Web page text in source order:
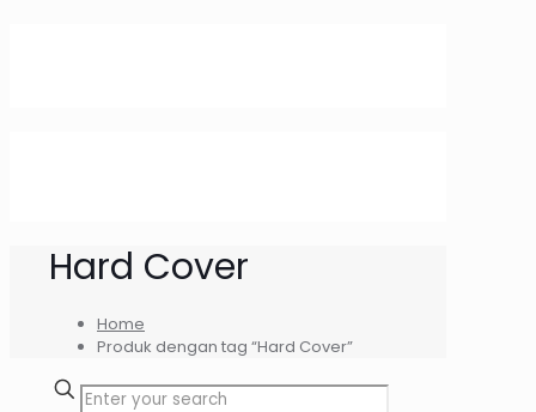
Hard Cover
Home
Produk dengan tag “Hard Cover”